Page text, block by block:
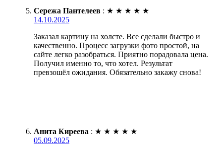
Сережа Пантелеев : ★ ★ ★ ★ ★
14.10.2025
Заказал картину на холсте. Все сделали быстро и
качественно. Процесс загрузки фото простой, на
сайте легко разобраться. Приятно порадовала цена.
Получил именно то, что хотел. Результат
превзошёл ожидания. Обязательно закажу снова!
Анита Киреева : ★ ★ ★ ★ ★
05.09.2025